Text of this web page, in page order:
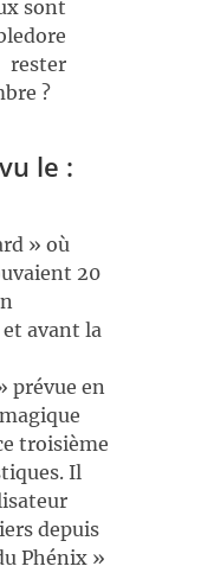
sont
?
le :
» où
20
avant la
prévue en
troisième
Il
depuis
Phénix »